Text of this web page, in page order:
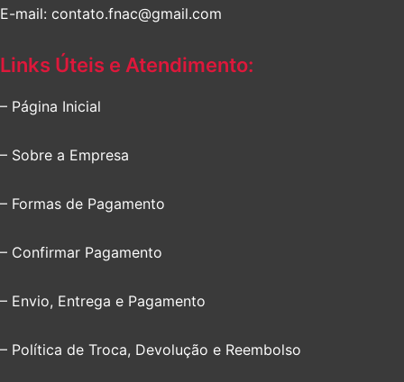
E-mail: contato.fnac@gmail.com
Links Úteis e Atendimento:
– Página Inicial
– Sobre a Empresa
– Formas de Pagamento
– Confirmar Pagamento
– Envio, Entrega e Pagamento
– Política de Troca, Devolução e Reembolso